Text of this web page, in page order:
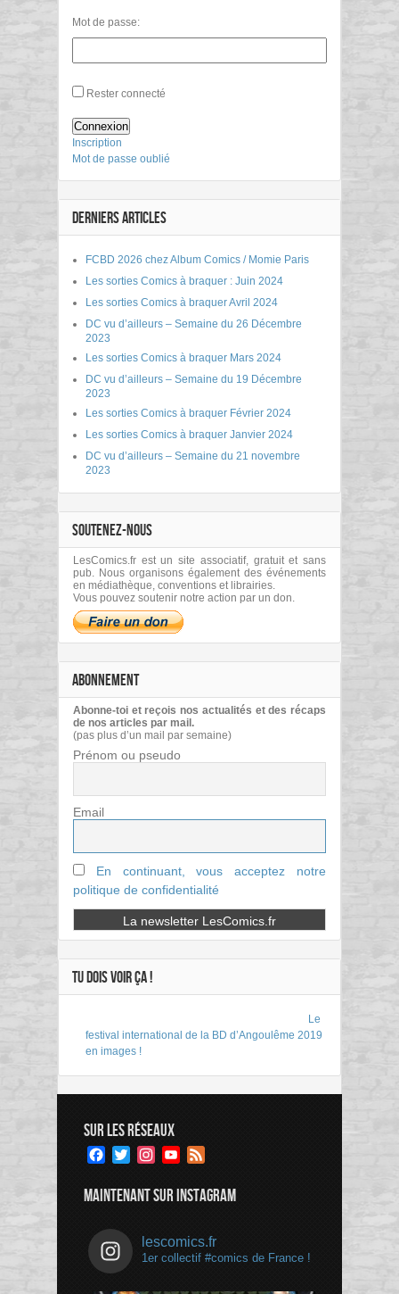
Mot de passe:
Rester connecté
Connexion
Inscription
Mot de passe oublié
DERNIERS ARTICLES
FCBD 2026 chez Album Comics / Momie Paris
Les sorties Comics à braquer : Juin 2024
Les sorties Comics à braquer Avril 2024
DC vu d’ailleurs – Semaine du 26 Décembre
2023
Les sorties Comics à braquer Mars 2024
DC vu d’ailleurs – Semaine du 19 Décembre
2023
Les sorties Comics à braquer Février 2024
Les sorties Comics à braquer Janvier 2024
DC vu d’ailleurs – Semaine du 21 novembre
2023
SOUTENEZ-NOUS
LesComics.fr est un site associatif, gratuit et sans
pub. Nous organisons également des événements
en médiathèque, conventions et librairies.
Vous pouvez soutenir notre action par un don.
ABONNEMENT
Abonne-toi et reçois nos actualités et des récaps
de nos articles par mail.
(pas plus d’un mail par semaine)
Prénom ou pseudo
Email
En continuant, vous acceptez notre
politique de confidentialité
TU DOIS VOIR ÇA !
Le
festival international de la BD d’Angoulême 2019
en images !
SUR LES RÉSEAUX
Facebook
TwitterInstagramYouTube
MAINTENANT SUR INSTAGRAM
lescomics.fr
1er collectif #comics de France !